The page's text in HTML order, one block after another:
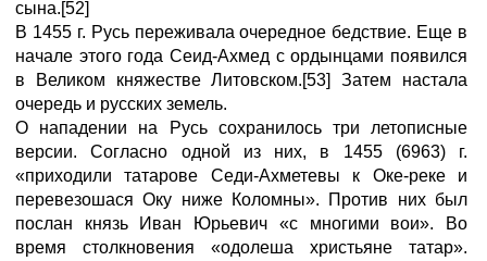
сына.[52]
В 1455 г. Русь переживала очередное бедствие. Еще в
начале этого года Сеид-Ахмед с ордынцами появился
в Великом княжестве Литовском.[53] Затем настала
очередь и русских земель.
О нападении на Русь сохранилось три летописные
версии. Согласно одной из них, в 1455 (6963) г.
«приходили татарове Седи-Ахметевы к Оке-реке и
перевезошася Оку ниже Коломны». Против них был
послан князь Иван Юрьевич «с многими вои». Во
время столкновения «одолеша христьяне татар».